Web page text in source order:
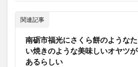
関連記事
南砺市福光にさくら餅のようなた
い焼きのような美味しいオヤツが
あるらしい